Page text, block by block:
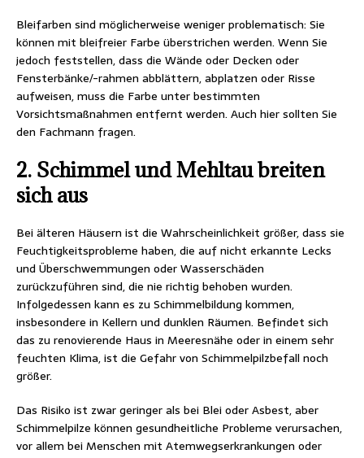
Bleifarben sind möglicherweise weniger problematisch: Sie
können mit bleifreier Farbe überstrichen werden. Wenn Sie
jedoch feststellen, dass die Wände oder Decken oder
Fensterbänke/-rahmen abblättern, abplatzen oder Risse
aufweisen, muss die Farbe unter bestimmten
Vorsichtsmaßnahmen entfernt werden. Auch hier sollten Sie
den Fachmann fragen.
2. Schimmel und Mehltau breiten
sich aus
Bei älteren Häusern ist die Wahrscheinlichkeit größer, dass sie
Feuchtigkeitsprobleme haben, die auf nicht erkannte Lecks
und Überschwemmungen oder Wasserschäden
zurückzuführen sind, die nie richtig behoben wurden.
Infolgedessen kann es zu Schimmelbildung kommen,
insbesondere in Kellern und dunklen Räumen. Befindet sich
das zu renovierende Haus in Meeresnähe oder in einem sehr
feuchten Klima, ist die Gefahr von Schimmelpilzbefall noch
größer.
Das Risiko ist zwar geringer als bei Blei oder Asbest, aber
Schimmelpilze können gesundheitliche Probleme verursachen,
vor allem bei Menschen mit Atemwegserkrankungen oder